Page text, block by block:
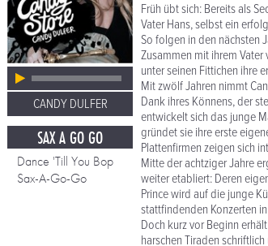
CANDY DULFER
SAX A GO GO
Dance 'Till You Bop
Sax-A-Go-Go
Früh übt sich: Bereits als
Vater Hans, selbst ein
So folgen in den nächsten
Zusammen mit ihrem
unter seinen Fittichen ihre
Mit zwölf Jahren nimmt
Dank ihres Könnens, der
entwickelt sich das junge
gründet sie ihre erste
Plattenfirmen zeigen sich
Mitte der achtziger Jahre
weiter etabliert: Deren
Prince wird auf die junge
stattfindenden Konzerten
Doch kurz vor Beginn
harschen Tiraden